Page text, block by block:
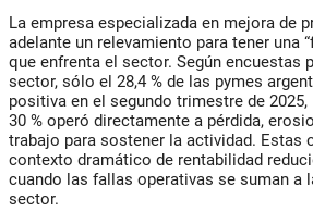
La empresa especializada en mejora de
adelante un relevamiento para tener una
que enfrenta el sector. Según encuestas
sector, sólo el 28,4 % de las pymes
positiva en el segundo trimestre de
30 % operó directamente a pérdida,
trabajo para sostener la actividad. Estas
contexto dramático de rentabilidad
cuando las fallas operativas se suman a
sector.